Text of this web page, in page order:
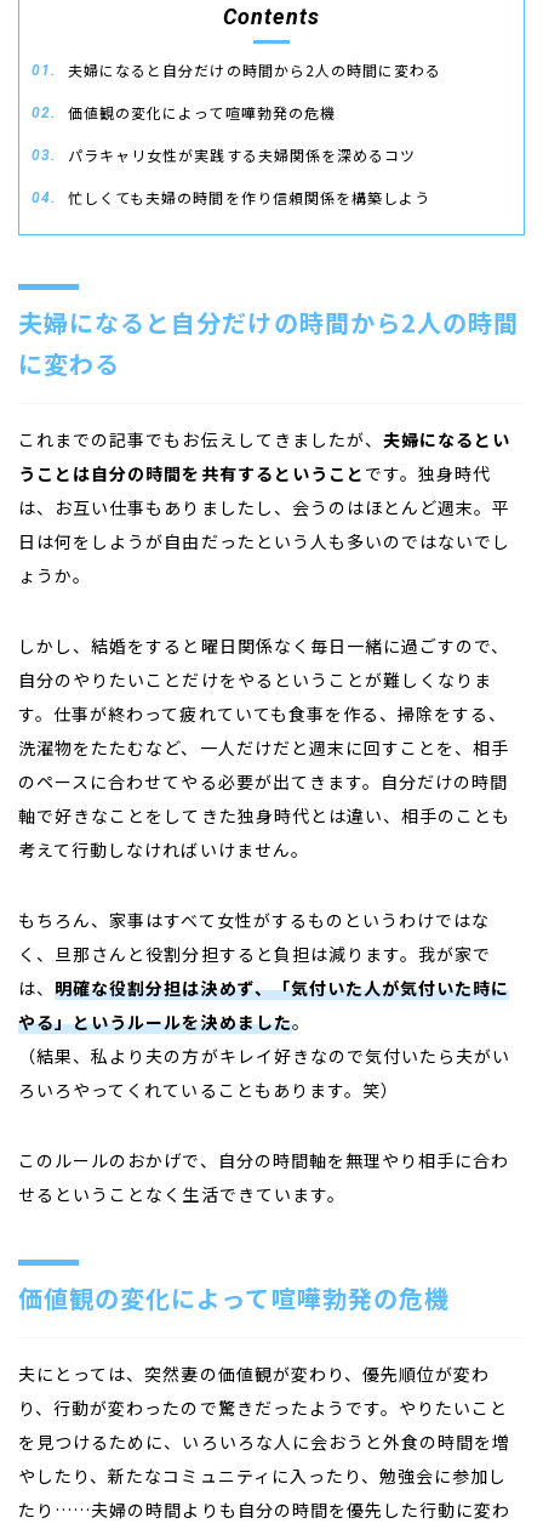
Contents
夫婦になると自分だけの時間から2人の時間に変わる
価値観の変化によって喧嘩勃発の危機
パラキャリ女性が実践する夫婦関係を深めるコツ
忙しくても夫婦の時間を作り信頼関係を構築しよう
夫婦になると自分だけの時間から2人の時間
に変わる
これまでの記事でもお伝えしてきましたが、 夫婦になるとい
うことは自分の時間を共有するということ です。独身時代
は、お互い仕事もありましたし、会うのはほとんど週末。平
日は何をしようが自由だったという人も多いのではないでし
ょうか。
しかし、結婚をすると曜日関係なく毎日一緒に過ごすので、
自分のやりたいことだけをやるということが難しくなりま
す。仕事が終わって疲れていても食事を作る、掃除をする、
洗濯物をたたむなど、一人だけだと週末に回すことを、相手
のペースに合わせてやる必要が出てきます。自分だけの時間
軸で好きなことをしてきた独身時代とは違い、相手のことも
考えて行動しなければいけません。
もちろん、家事はすべて女性がするものというわけではな
く、旦那さんと役割分担すると負担は減ります。我が家で
は、明確な役割分担は決めず、「気付いた人が気付いた時に
やる」というルールを決めました。
（結果、私より夫の方がキレイ好きなので気付いたら夫がい
ろいろやってくれていることもあります。笑）
このルールのおかげで、自分の時間軸を無理やり相手に合わ
せるということなく生活できています。
価値観の変化によって喧嘩勃発の危機
夫にとっては、突然妻の価値観が変わり、優先順位が変わ
り、行動が変わったので驚きだったようです。やりたいこと
を見つけるために、いろいろな人に会おうと外食の時間を増
やしたり、新たなコミュニティに入ったり、勉強会に参加し
たり……夫婦の時間よりも自分の時間を優先した行動に変わ